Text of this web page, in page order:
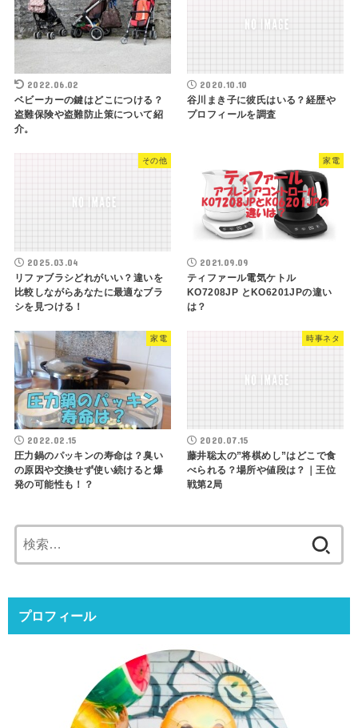
2022.06.02
ベビーカーの鍵はどこにつける？
盗難保険や盗難防止策について紹
介。
2020.10.10
谷川まき子に彼氏はいる？経歴や
プロフィールを調査
その他
2025.03.04
リファブラシどれがいい？違いを
比較しながらあなたに最適なブラ
シを見つける！
家電
2021.09.09
ティファール電気ケトル
KO7208JP とKO6201JPの違い
は？
家電
2022.02.15
圧力鍋のパッキンの寿命は？臭い
の原因や交換せず使い続けると爆
発の可能性も！？
時事ネタ
2020.07.15
藤井聡太の”将棋めし”はどこで食
べられる？場所や値段は？｜王位
戦第2局
索:
プロフィール